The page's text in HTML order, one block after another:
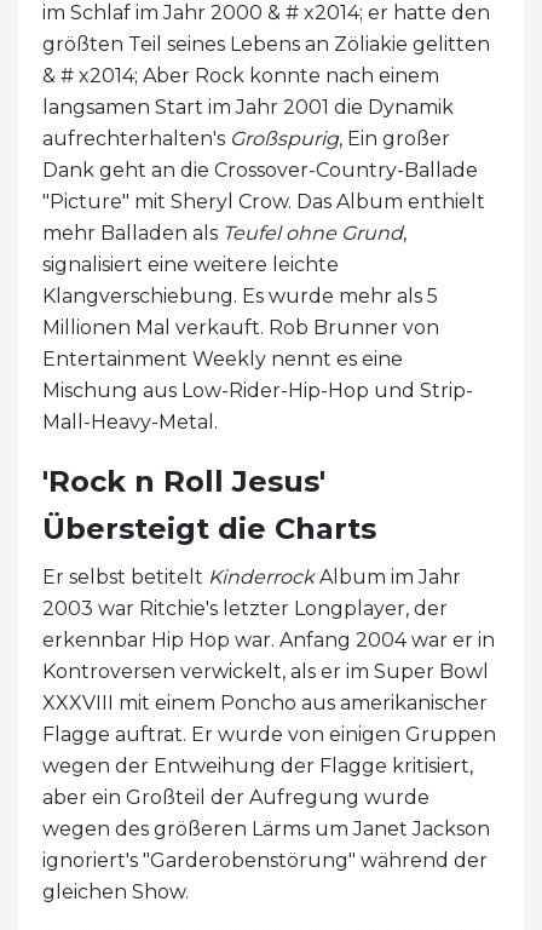
im Schlaf im Jahr 2000 & # x2014; er hatte den
größten Teil seines Lebens an Zöliakie gelitten
& # x2014; Aber Rock konnte nach einem
langsamen Start im Jahr 2001 die Dynamik
aufrechterhalten's Großspurig, Ein großer
Dank geht an die Crossover-Country-Ballade
"Picture" mit Sheryl Crow. Das Album enthielt
mehr Balladen als Teufel ohne Grund,
signalisiert eine weitere leichte
Klangverschiebung. Es wurde mehr als 5
Millionen Mal verkauft. Rob Brunner von
Entertainment Weekly nennt es eine
Mischung aus Low-Rider-Hip-Hop und Strip-
Mall-Heavy-Metal.
'Rock n Roll Jesus'
Übersteigt die Charts
Er selbst betitelt KinderrockAlbum im Jahr
2003 war Ritchie's letzter Longplayer, der
erkennbar Hip Hop war. Anfang 2004 war er in
Kontroversen verwickelt, als er im Super Bowl
XXXVIII mit einem Poncho aus amerikanischer
Flagge auftrat. Er wurde von einigen Gruppen
wegen der Entweihung der Flagge kritisiert,
aber ein Großteil der Aufregung wurde
wegen des größeren Lärms um Janet Jackson
ignoriert's "Garderobenstörung" während der
gleichen Show.